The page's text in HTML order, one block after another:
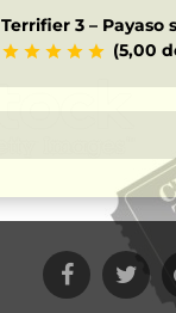
Terrifier 3 – Payaso
(5,00